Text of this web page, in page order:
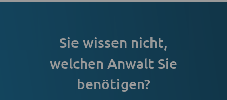
Sie wissen nicht,
welchen Anwalt Sie
benötigen?